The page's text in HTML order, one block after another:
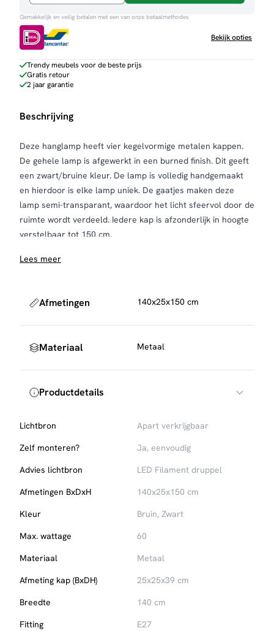
Betsie
aantal
Gemakkelijk en veilig betalen met een van onze betaalmethodes
Bekijk opties
Trendy meubels voor de beste prijs
Gratis retour
2 jaar garantie
Beschrijving
Deze hanglamp heeft vier kegelvormige metalen kappen.
De gehele lamp is afgewerkt in een burned finish. Dit geeft
een zwart/bruine kleur. De lamp is volledig handgemaakt
en hierdoor is elke lamp uniek. De gaatjes maken deze
lamp semi-transparant, waardoor het licht sfeervol door de
ruimte wordt verdeeld. Iedere kap is afzonderlijk in hoogte
verstelbaar tot 150 cm.
druppelBekijk
Lees meer
Afmetingen 140x25x150 cm
Materiaal Metaal
Productdetails
Lichtbron
Apart verkrijgbaar
Zelf monteren?
Ja, eenvoudig
Advies lichtbron
LED Filament druppel
Afmetingen BxDxH
140x25x150 cm
Kleur
Bruin, Zwart
Max. wattage
60
Materiaal
Metaal
Afmeting kap (BxDH)
25x25x39 cm
Breedte
140 cm
Fitting
E27